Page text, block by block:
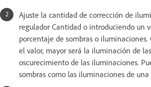
Ajuste la cantidad de corrección de
regulador Cantidad o introduciendo un
porcentaje de sombras o iluminaciones.
el valor, mayor será la iluminación de
oscurecimiento de las iluminaciones.
sombras como las iluminaciones de